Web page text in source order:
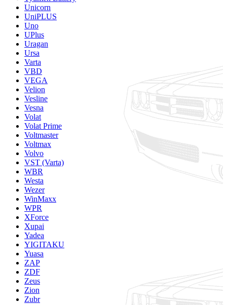
Unicorn
UniPLUS
Uno
UPlus
Uragan
Ursa
Varta
VBD
VEGA
Velion
Vesline
Vesna
Volat
Volat Prime
Voltmaster
Voltmax
Volvo
VST (Varta)
WBR
Westa
Wezer
WinMaxx
WPR
XForce
Xupai
Yadea
YIGITAKU
Yuasa
ZAP
ZDF
Zeus
Zion
Zubr